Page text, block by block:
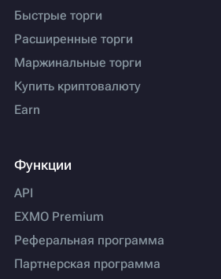
Быстрые торги
Расширенные торги
Маржинальные торги
Купить криптовалюту
Earn
Функции
API
EXMO Premium
Реферальная программа
Партнерская программа